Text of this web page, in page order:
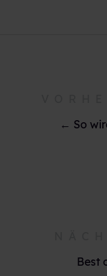
← So
Best